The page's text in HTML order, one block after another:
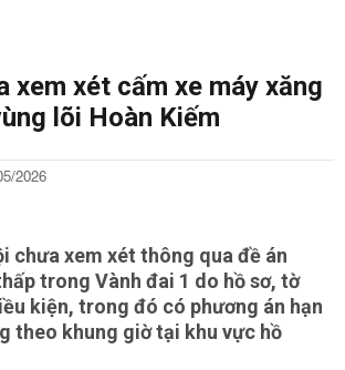
xem xét cấm xe máy xăng
lõi Hoàn Kiếm
2026
chưa xem xét thông qua đề án
trong Vành đai 1 do hồ sơ, tờ
kiện, trong đó có phương án hạn
theo khung giờ tại khu vực hồ